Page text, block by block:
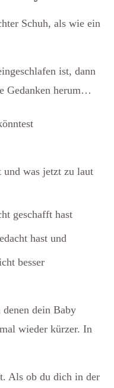
Schuh, als wie ein
ist, dann
Gedanken herum…
und was jetzt zu laut
geschafft hast
hast und
besser
dein Baby
wieder kürzer. In
Als ob du dich in der